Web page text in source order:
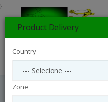
Well
}
Product Delivery
Country
Zone